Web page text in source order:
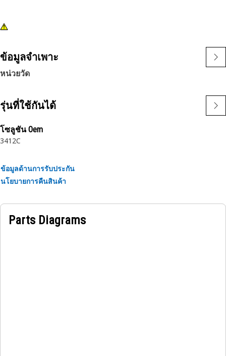
ข้อมูลจำเพาะ
หน่วยวัด
รุ่นที่ใช้กันได้
โซลูชัน Oem
3412C
ข้อมูลด้านการรับประกัน
นโยบายการคืนสินค้า
Parts Diagrams